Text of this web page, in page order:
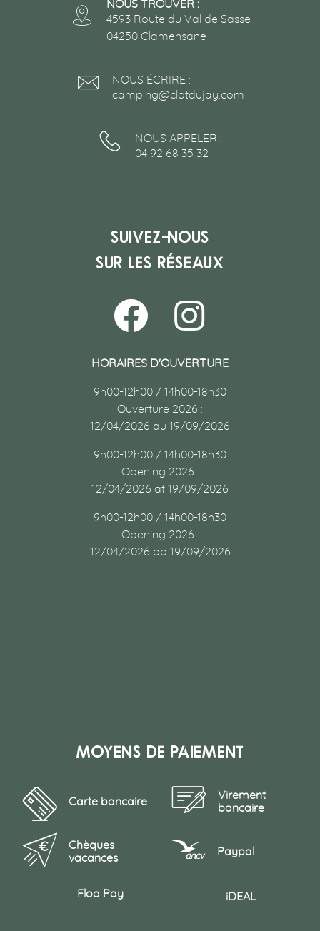
NOUS ÉCRIRE :
camping@clotdujay.com
NOUS TROUVER :
4593 Route du Val de Sasse
04250 Clamensane
NOUS APPELER :
04 92 68 35 32
Suivez-nous
sur les réseaux
HORAIRES D'OUVERTURE
9h00-12h00 / 14h00-18h30
Ouverture 2026 :
12/04/2026 au 19/09/2026
9h00-12h00 / 14h00-18h30
Opening 2026 :
12/04/2026 at 19/09/2026
9h00-12h00 / 14h00-18h30
Opening 2026 :
12/04/2026 op 19/09/2026
Moyens de paiement
Carte bancaire
Virement
bancaire
Chèques
vacances
Paypal
Floa Pay iDEAL